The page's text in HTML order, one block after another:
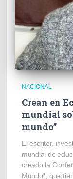
NACIONAL
Crean en
mundial
mundo”
El escritor,
mundial de
creado la
Mundo”, que